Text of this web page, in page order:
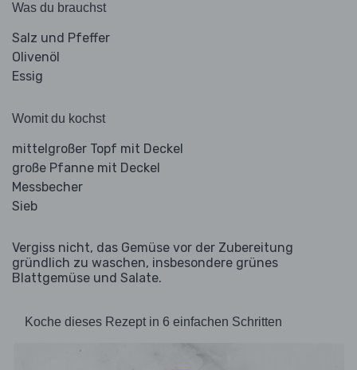
Was du brauchst
Salz und Pfeffer
Olivenöl
Essig
Womit du kochst
mittelgroßer Topf mit Deckel
große Pfanne mit Deckel
Messbecher
Sieb
Vergiss nicht, das Gemüse vor der Zubereitung
gründlich zu waschen, insbesondere grünes
Blattgemüse und Salate.
Koche dieses Rezept in 6 einfachen Schritten